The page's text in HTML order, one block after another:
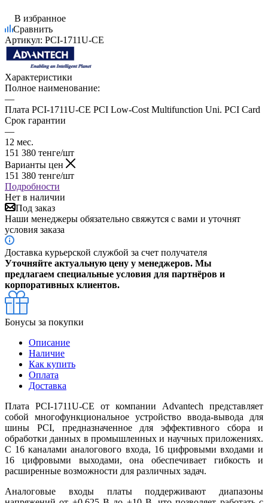
В избранное
Сравнить
Артикул: PCI-1711U-CE
Характеристики
Полное наименование:
—
Плата PCI-1711U-CE PCI Low-Cost Multifunction Uni. PCI Card
Срок гарантии
—
12 мес.
151 380 тенге/шт
Варианты цен
151 380 тенге/шт
Подробности
Нет в наличии
Под заказ
Наши менеджеры обязательно свяжутся с вами и уточнят
условия заказа
Доставка курьерской службой за счет получателя
Уточняйте актуальную цену у менеджеров. Мы
предлагаем специальные условия для партнёров и
корпоративных клиентов.
Бонусы за покупки
Описание
Наличие
Как купить
Оплата
Доставка
Плата PCI-1711U-CE от компании Advantech представляет
собой многофункциональное устройство ввода-вывода для
шины PCI, предназначенное для эффективного сбора и
обработки данных в промышленных и научных приложениях.
С 16 каналами аналогового входа, 16 цифровыми входами и
16 цифровыми выходами, она обеспечивает гибкость и
расширенные возможности для различных задач.
Аналоговые входы платы поддерживают диапазоны